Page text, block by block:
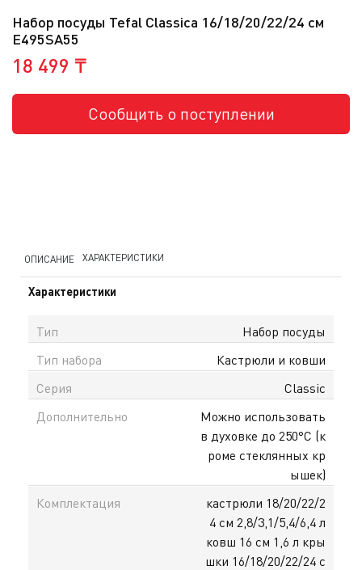
Набор посуды Tefal Classica 16/18/20/22/24 см
E495SA55
18 499 ₸
Сообщить о поступлении
ОПИСАНИЕ ХАРАКТЕРИСТИКИ
Характеристики
Тип
Набор посуды
Тип набора
Кастрюли и ковши
Серия
Classic
Дополнительно
Можно использовать
в духовке до 250°С (к
роме стеклянных кр
ышек)
Комплектация
кастрюли 18/20/22/2
4 см 2,8/3,1/5,4/6,4 л
ковш 16 см 1,6 л кры
шки 16/18/20/22/24 с